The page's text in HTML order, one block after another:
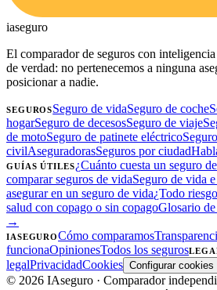
iaseguro
El comparador de seguros con
de verdad: no pertenecemos a ninguna
posicionar a nadie.
SEGUROSSeguro de vidaSeguro de coche
hogarSeguro de decesosSeguro de viaje
de motoSeguro de patinete eléctrico
civilAseguradorasSeguros por ciudad
GUÍAS ÚTILES¿Cuánto cuesta un seguro
comparar seguros de vidaSeguro de vida
asegurar en un seguro de vida¿Todo
salud con copago o sin copagoGlosario
→
IASEGUROCómo comparamos
funcionaOpinionesTodos los seguros
legalPrivacidadCookies Configurar cookies
© 2026 IAseguro · Comparador